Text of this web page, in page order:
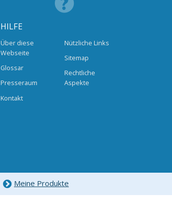
HILFE
Über diese
Webseite
Glossar
Presseraum
Kontakt
Nützliche Links
Sitemap
Rechtliche
Aspekte
Meine Produkte